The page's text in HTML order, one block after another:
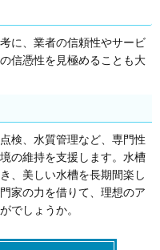
に、業者の信頼性やサービ
信憑性を見極めることも大
検、水質管理など、専門性
の維持を支援します。水槽
、美しい水槽を長期間楽し
家の力を借りて、理想のア
でしょうか。